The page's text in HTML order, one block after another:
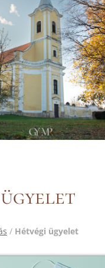
/ Hétvégi ügyelet